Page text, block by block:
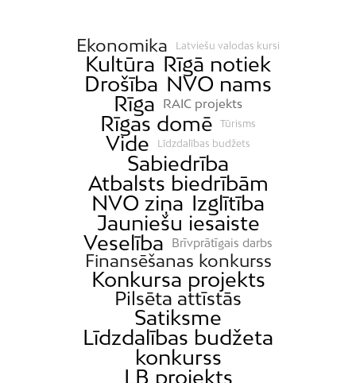
Ekonomika Latviešu valodas kursi
Kultūra Rīgā notiek
Drošība NVO nams
Rīga
RAIC projekts
Rīgas domē Tūrisms
Vide Līdzdalības budžets
Sabiedrība
Atbalsts biedrībām
NVO ziņa Izglītība
Jauniešu iesaiste
Veselība
Brīvprātīgais darbs
Finansēšanas konkurss
Konkursa projekts
Pilsēta attīstās
Satiksme
Līdzdalības budžeta
konkurss
LB projekts